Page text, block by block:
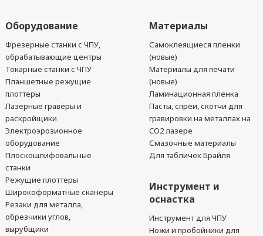
Оборудование
Фрезерные станки с ЧПУ,
обрабатывающие центры
Токарные станки с ЧПУ
Планшетные режущие
плоттеры
Лазерные гравёры и
раскройщики
Электроэрозионное
оборудование
Плоскошлифовальные
станки
Режущие плоттеры
Широкоформатные сканеры
Резаки для металла,
обрезчики углов,
вырубщики
Материалы
Самоклеящиеся пленки
(новые)
Материалы для печати
(новые)
Ламинационная пленка
Пасты, спреи, скотчи для
гравировки на металлах на
CO2 лазере
Смазочные материалы
Для табличек Брайля
Инструмент и
оснастка
Инструмент для ЧПУ
Ножи и пробойники для